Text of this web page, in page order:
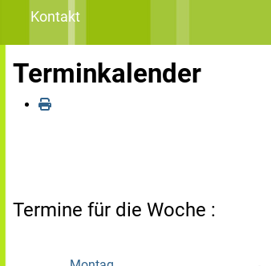
Kontakt
Terminkalender
Termine für die Woche :